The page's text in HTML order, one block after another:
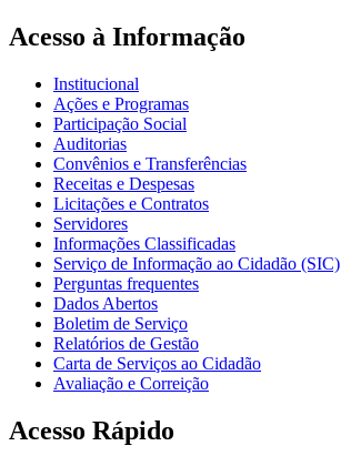
Acesso à Informação
Institucional
Ações e Programas
Participação Social
Auditorias
Convênios e Transferências
Receitas e Despesas
Licitações e Contratos
Servidores
Informações Classificadas
Serviço de Informação ao Cidadão (SIC)
Perguntas frequentes
Dados Abertos
Boletim de Serviço
Relatórios de Gestão
Carta de Serviços ao Cidadão
Avaliação e Correição
Acesso Rápido